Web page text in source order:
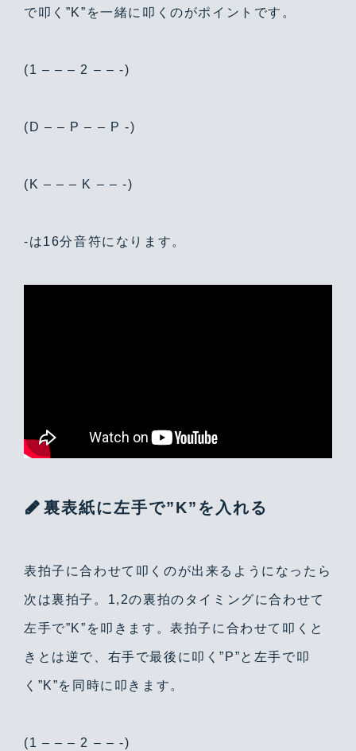
で叩く”K”を一緒に叩くのがポイントです。
(1 – – – 2 – – -)
(D – – P – – P -)
(K – – – K – – -)
-は16分音符になります。
裏表紙に左手で”K”を入れる
表拍子に合わせて叩くのが出来るようになったら
次は裏拍子。1,2の裏拍のタイミングに合わせて
左手で”K”を叩きます。表拍子に合わせて叩くと
きとは逆で、右手で最後に叩く”P”と左手で叩
く”K”を同時に叩きます。
(1 – – – 2 – – -)